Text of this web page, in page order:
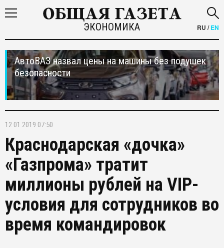
ЭКОНОМИКА RU /EN
АвтоВАЗ назвал цены на машины без подушек
безопасности
12.01.2019 07:50
Краснодарская «дочка»
«Газпрома» тратит
миллионы рублей на VIP-
условия для сотрудников во
время командировок